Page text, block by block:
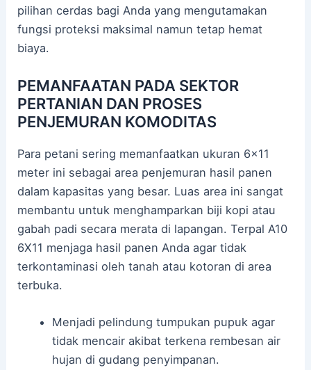
pilihan cerdas bagi Anda yang mengutamakan
fungsi proteksi maksimal namun tetap hemat
biaya.
PEMANFAATAN PADA SEKTOR
PERTANIAN DAN PROSES
PENJEMURAN KOMODITAS
Para petani sering memanfaatkan ukuran 6×11
meter ini sebagai area penjemuran hasil panen
dalam kapasitas yang besar. Luas area ini sangat
membantu untuk menghamparkan biji kopi atau
gabah padi secara merata di lapangan. Terpal A10
6X11 menjaga hasil panen Anda agar tidak
terkontaminasi oleh tanah atau kotoran di area
terbuka.
Menjadi pelindung tumpukan pupuk agar
tidak mencair akibat terkena rembesan air
hujan di gudang penyimpanan.